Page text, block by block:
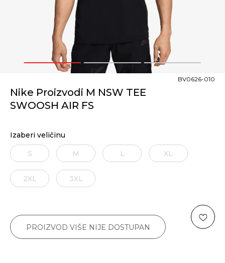
1 2 3
Nike Proizvodi M NSW TEE
SWOOSH AIR FS
BV0626-010
Izaberi veličinu
S M L XL
2XL 3XL
PROIZVOD VIŠE NIJE DOSTUPAN